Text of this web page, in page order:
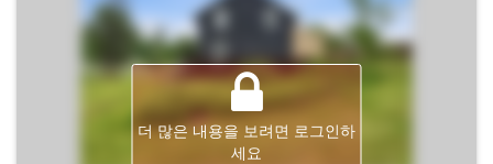
더 많은 내용을 보려면 로그인하
세요